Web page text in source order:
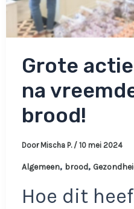
Grote
na
brood!
Door Mischa P. / 10 mei 2024
Algemeen, brood,
Hoe dit